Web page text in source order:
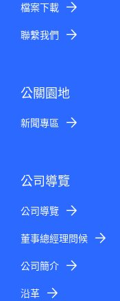
檔案下載
聯繫我們
公關園地
新聞專區
公司導覽
公司導覽
董事總經理問候
公司簡介
沿革